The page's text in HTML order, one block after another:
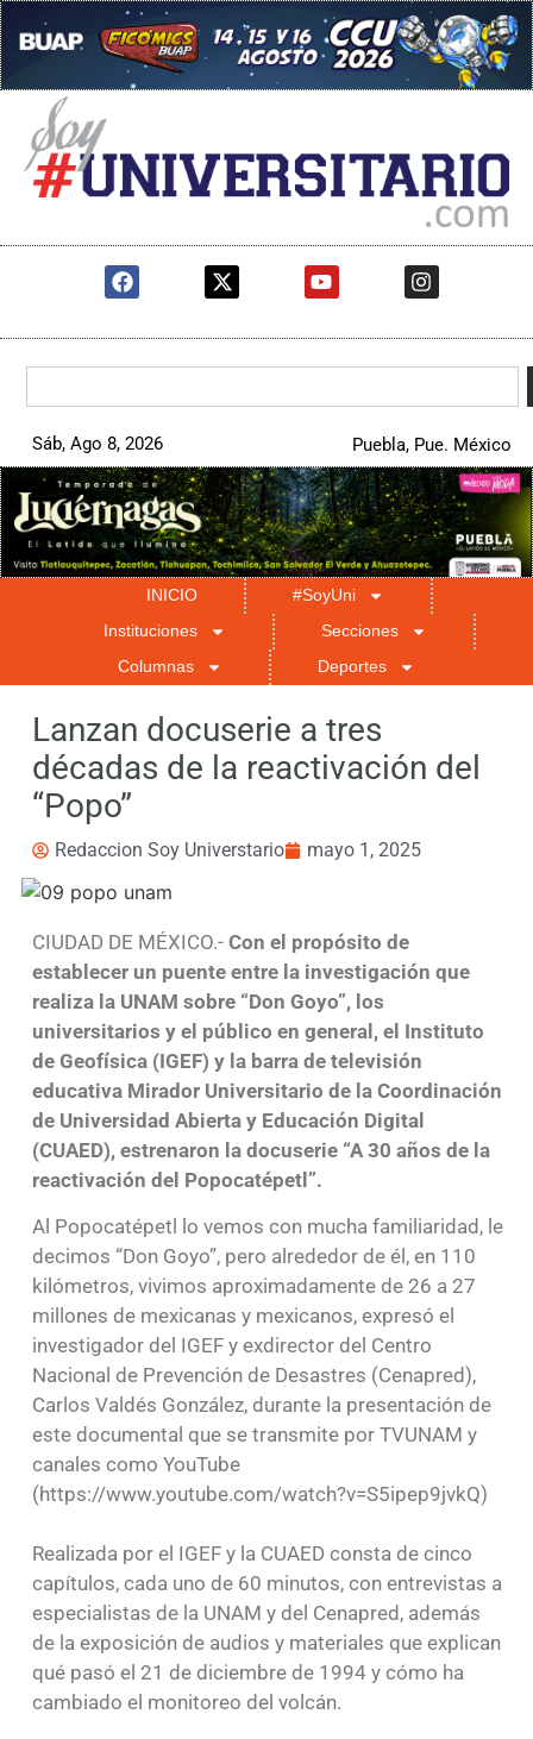
Sáb, Ago 8, 2026 Puebla, Pue. México
INICIO
#SoyUni
Instituciones
Secciones
Columnas
Deportes
Lanzan docuserie a tres
décadas de la reactivación del
“Popo”
Redaccion Soy Universtario mayo 1, 2025
CIUDAD DE MÉXICO.- Con el propósito de
establecer un puente entre la investigación que
realiza la UNAM sobre “Don Goyo”, los
universitarios y el público en general, el Instituto
de Geofísica (IGEF) y la barra de televisión
educativa Mirador Universitario de la Coordinación
de Universidad Abierta y Educación Digital
(CUAED), estrenaron la docuserie “A 30 años de la
reactivación del Popocatépetl”.
Al Popocatépetl lo vemos con mucha familiaridad, le
decimos “Don Goyo”, pero alrededor de él, en 110
kilómetros, vivimos aproximadamente de 26 a 27
millones de mexicanas y mexicanos, expresó el
investigador del IGEF y exdirector del Centro
Nacional de Prevención de Desastres (Cenapred),
Carlos Valdés González, durante la presentación de
este documental que se transmite por TVUNAM y
canales como YouTube
(https://www.youtube.com/watch?v=S5ipep9jvkQ)
Realizada por el IGEF y la CUAED consta de cinco
capítulos, cada uno de 60 minutos, con entrevistas a
especialistas de la UNAM y del Cenapred, además
de la exposición de audios y materiales que explican
qué pasó el 21 de diciembre de 1994 y cómo ha
cambiado el monitoreo del volcán.